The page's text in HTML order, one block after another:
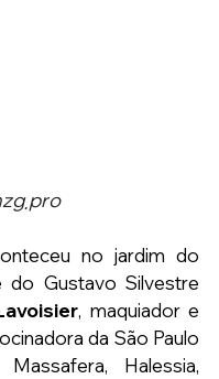
Créditos: wnzg܂pro
no jardim do
do Gustavo Silvestre
, maquiador e
da São Paulo
Halessia,